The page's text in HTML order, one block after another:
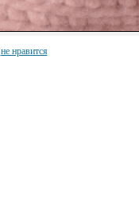
не нравится